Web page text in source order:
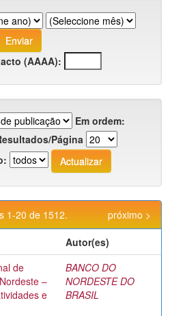
(AAAA):
Em ordem:
Página
1-20 de 1512.
próximo >
Autor(es)
de
–
e
BANCO DO
NORDESTE DO
BRASIL